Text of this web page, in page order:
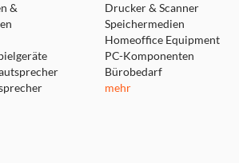
&
Drucker & Scanner
Speichermedien
Homeoffice Equipment
PC-Komponenten
Bürobedarf
mehr